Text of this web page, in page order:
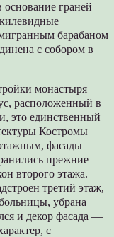
граней
барабаном
с собором в
монастыря
расположенный в
это единственный
Костромы
фасады
прежние
второго этажа.
третий этаж,
убрана
и декор фасада —
с